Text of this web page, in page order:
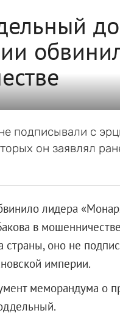
подписывали с
он заявлял
лидера
в
страны, оно не
империи.
меморандума о